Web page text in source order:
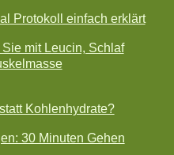
Protokoll einfach erklärt
mit Leucin, Schlaf
Kohlenhydrate?
30 Minuten Gehen